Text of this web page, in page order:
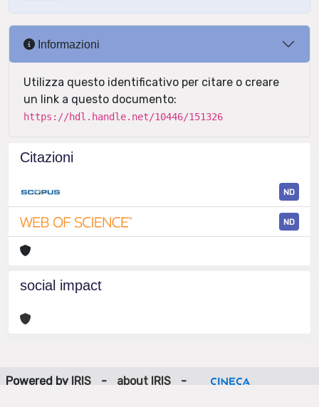
Informazioni
Utilizza questo identificativo per citare o creare
un link a questo documento:
https://hdl.handle.net/10446/151326
Citazioni
ND
ND
social impact
Powered by IRIS - about IRIS
-